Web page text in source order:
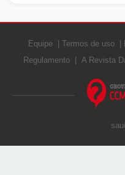
Equipe Termos de uso
Regulamento
A Revista